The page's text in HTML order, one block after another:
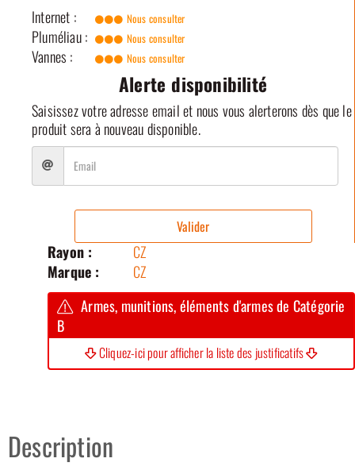
Internet : Nous consulter
Pluméliau : Nous consulter
Vannes : Nous consulter
Alerte disponibilité
Saisissez votre adresse email et nous vous alerterons dès que le
produit sera à nouveau disponible.
Valider
Rayon :
CZ
Marque :
CZ
Armes, munitions, éléments d'armes de Catégorie
B
Cliquez-ici pour afficher la liste des justificatifs
Description